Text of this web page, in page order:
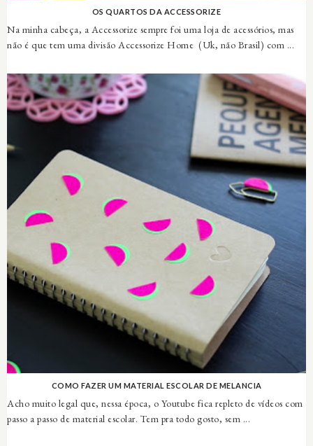
OS QUARTOS DA ACCESSORIZE
Na minha cabeça, a Accessorize sempre foi uma loja de acessórios, mas
não é que tem uma divisão Accessorize Home (Uk, não Brasil) com ...
COMO FAZER UM MATERIAL ESCOLAR DE MELANCIA
Acho muito legal que, nessa época, o Youtube fica repleto de vídeos com
passo a passo de material escolar. Tem pra todo gosto, sem ...